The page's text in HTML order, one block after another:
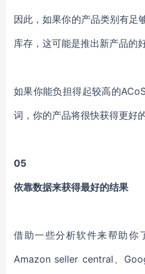
因此，如果你的产品类别有足
库存，这可能是推出新产品的
如果你能负担得起较高的
词，你的产品将很快获得更好的
05
依靠数据来获得最好的结果
借助一些分析软件来帮助你
Amazon seller central、